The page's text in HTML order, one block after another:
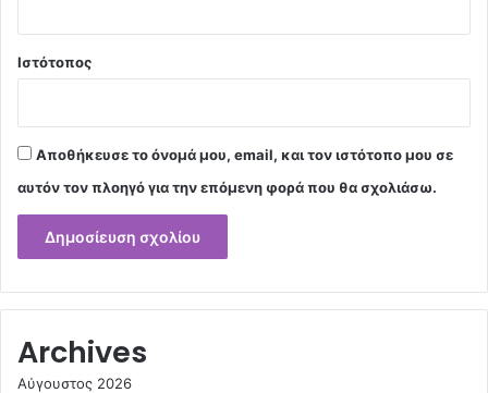
Ιστότοπος
Αποθήκευσε το όνομά μου, email, και τον ιστότοπο μου σε
αυτόν τον πλοηγό για την επόμενη φορά που θα σχολιάσω.
Archives
Αύγουστος 2026